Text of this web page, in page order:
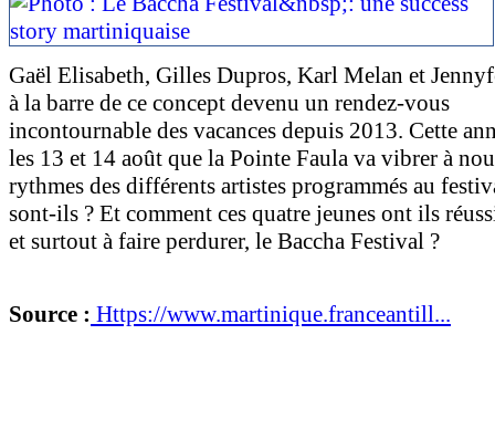
Gaël Elisabeth, Gilles Dupros, Karl Melan et
à la barre de ce concept devenu un rendez-vous
incontournable des vacances depuis 2013. Cette
les 13 et 14 août que la Pointe Faula va vibrer à
rythmes des différents artistes programmés au
sont-ils ? Et comment ces quatre jeunes ont ils
et surtout à faire perdurer, le Baccha Festival ?
Source : Https://www.martinique.franceantill...